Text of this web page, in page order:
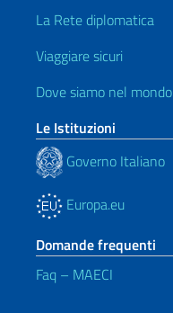
La Rete diplomatica
Viaggiare sicuri
Dove siamo nel mondo
Le Istituzioni
Governo Italiano
Europa.eu
Domande frequenti
Faq – MAECI